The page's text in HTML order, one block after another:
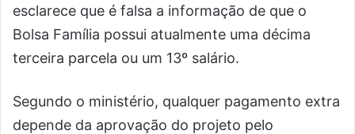
esclarece que é falsa a informação de que o
Bolsa Família possui atualmente uma décima
terceira parcela ou um 13º salário.
Segundo o ministério, qualquer pagamento extra
depende da aprovação do projeto pelo